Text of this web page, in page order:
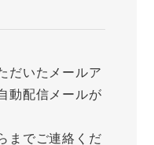
だいたメールア
動配信メールが
までご連絡くだ